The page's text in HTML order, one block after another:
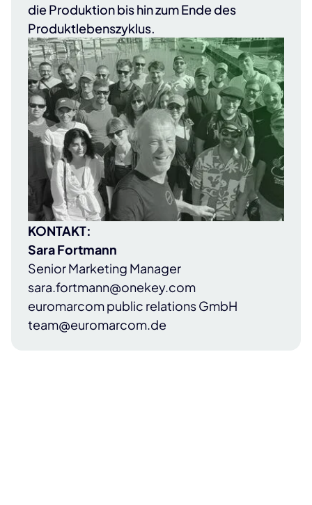
die Produktion bis hin zum Ende des
Produktlebenszyklus.
KONTAKT:
Sara Fortmann
Senior Marketing Manager
sara.fortmann@onekey.com
euromarcom public relations GmbH
team@euromarcom.de